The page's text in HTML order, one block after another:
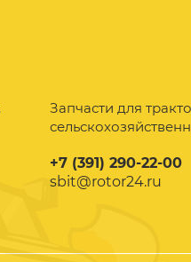
Запчасти для
+7 (391) 290-22-00
sbit@rotor24.ru